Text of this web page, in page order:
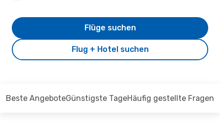
Flug + Hotel suchen
Flüge suchen
Beste AngeboteGünstigste TageHäufig gestellte Fragen